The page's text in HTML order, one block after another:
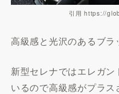
引用 https://
高級感と光沢のあるブラ
新型セレナではエレガ
いるので高級感がプラ